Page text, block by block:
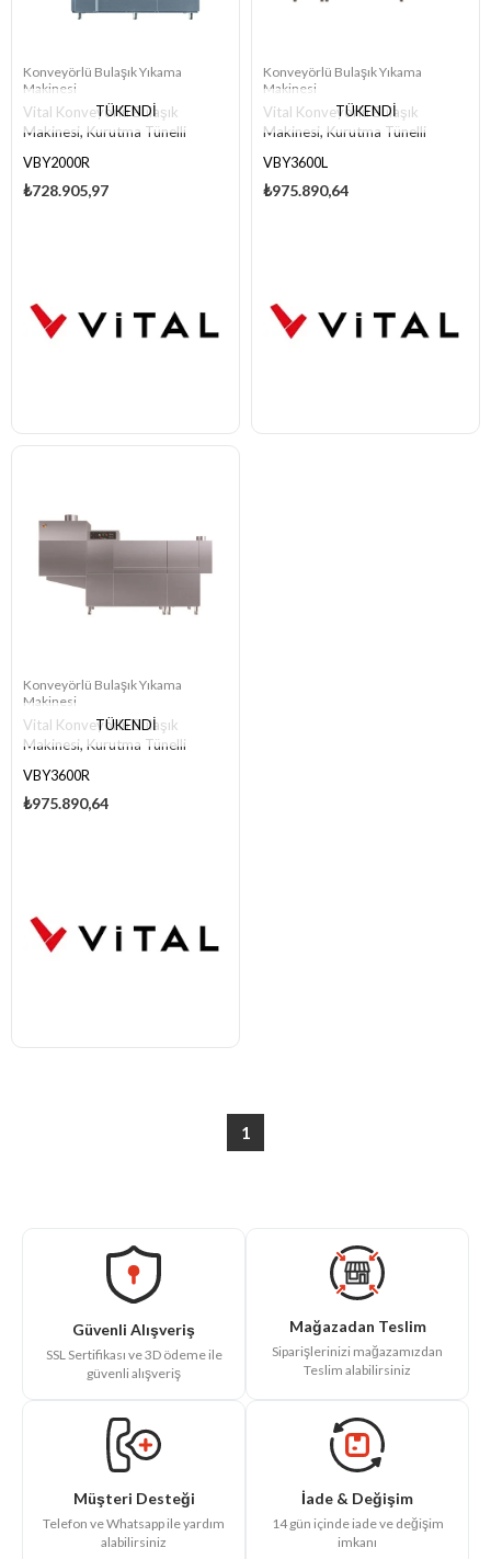
TÜKENDI
Konveyörlü Bulaşık Yıkama
Makinesi
Vital Konveyörlü Bulaşık
Makinesi, Kurutma Tünelli
VBY2000R
₺728.905,97
TÜKENDI
Konveyörlü Bulaşık Yıkama
Makinesi
Vital Konveyörlü Bulaşık
Makinesi, Kurutma Tünelli
VBY3600L
₺975.890,64
TÜKENDI
Konveyörlü Bulaşık Yıkama
Makinesi
Vital Konveyörlü Bulaşık
Makinesi, Kurutma Tünelli
VBY3600R
₺975.890,64
1
Güvenli Alışveriş
SSL Sertifikası ve 3D ödeme ile
güvenli alışveriş
Mağazadan Teslim
Siparişlerinizi mağazamızdan
Teslim alabilirsiniz
Müşteri Desteği
Telefon ve Whatsapp ile yardım
alabilirsiniz
İade & Değişim
14 gün içinde iade ve değişim
imkanı